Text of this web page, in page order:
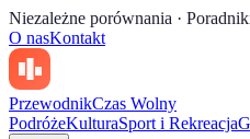
Niezależne porównania ·
O nasKontakt
PrzewodnikCzas Wolny
PodróżeKulturaSport i Rekreacja